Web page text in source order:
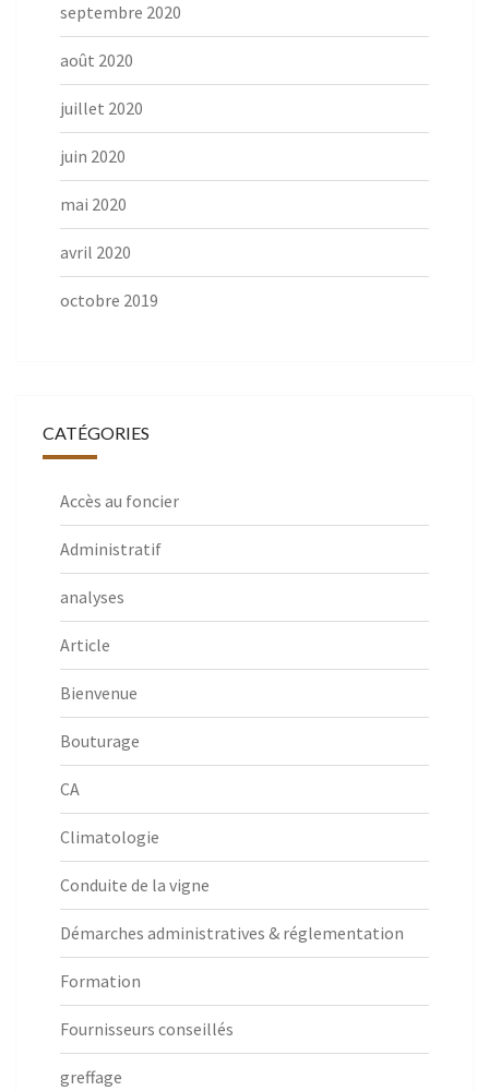
septembre 2020
août 2020
juillet 2020
juin 2020
mai 2020
avril 2020
octobre 2019
CATÉGORIES
Accès au foncier
Administratif
analyses
Article
Bienvenue
Bouturage
CA
Climatologie
Conduite de la vigne
Démarches administratives & réglementation
Formation
Fournisseurs conseillés
greffage